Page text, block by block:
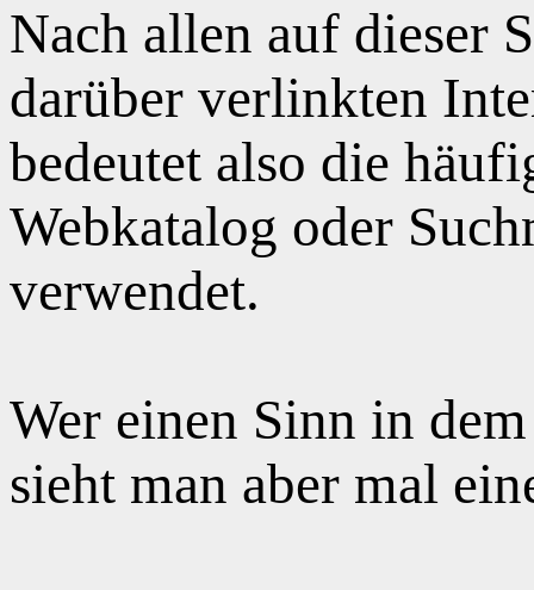
Nach allen auf dieser
darüber verlinkten
bedeutet also die
Webkatalog oder
verwendet.
Wer einen Sinn in
sieht man aber mal